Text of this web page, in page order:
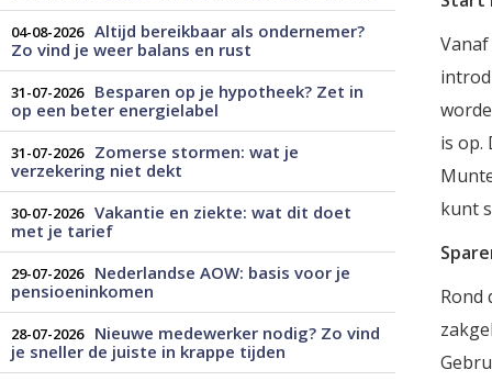
04-08-2026 Altijd bereikbaar als ondernemer?
Zo vind je weer balans en rust
31-07-2026
Besparen op je hypotheek? Zet in
op een beter energielabel
31-07-2026
Zomerse stormen: wat je
verzekering niet dekt
30-07-2026 Vakantie en ziekte: wat dit doet
met je tarief
29-07-2026
Nederlandse AOW: basis voor je
pensioeninkomen
28-07-2026
Nieuwe medewerker nodig? Zo vind
je sneller de juiste in krappe tijden
is op.
kunt
Rond